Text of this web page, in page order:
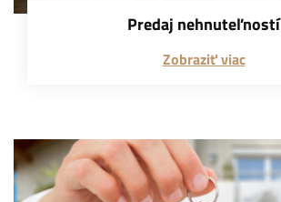
Predaj nehnuteľností
Zobraziť viac